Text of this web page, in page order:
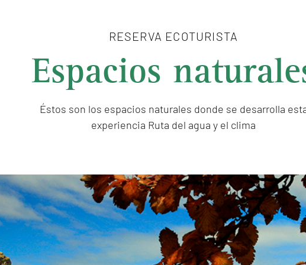
RESERVA ECOTURISTA
Espacios
Éstos son los espacios naturales donde se desarrolla
experiencia Ruta del agua y el clima